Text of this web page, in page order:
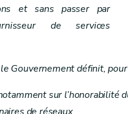
et sans passer par
de services
Gouvernement définit,
sur l’honorabilité